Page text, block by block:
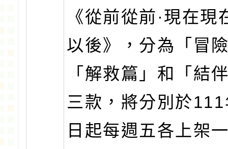
《從前從前·現在現
以後》，分為「冒
「解救篇」和「結
三款，將分別於
日起每週五各上架